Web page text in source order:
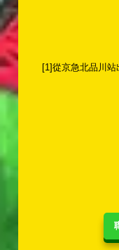
[1]從京急北品川站